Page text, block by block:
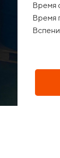
Время
Время